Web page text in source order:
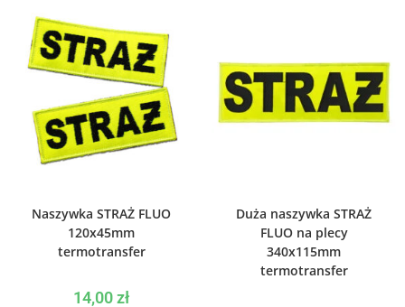
WYBIERZ OPCJE
Naszywka STRAŻ FLUO
120x45mm
termotransfer
14,00zł
Duża naszywka STRAŻ
FLUO na plecy
340x115mm
termotransfer